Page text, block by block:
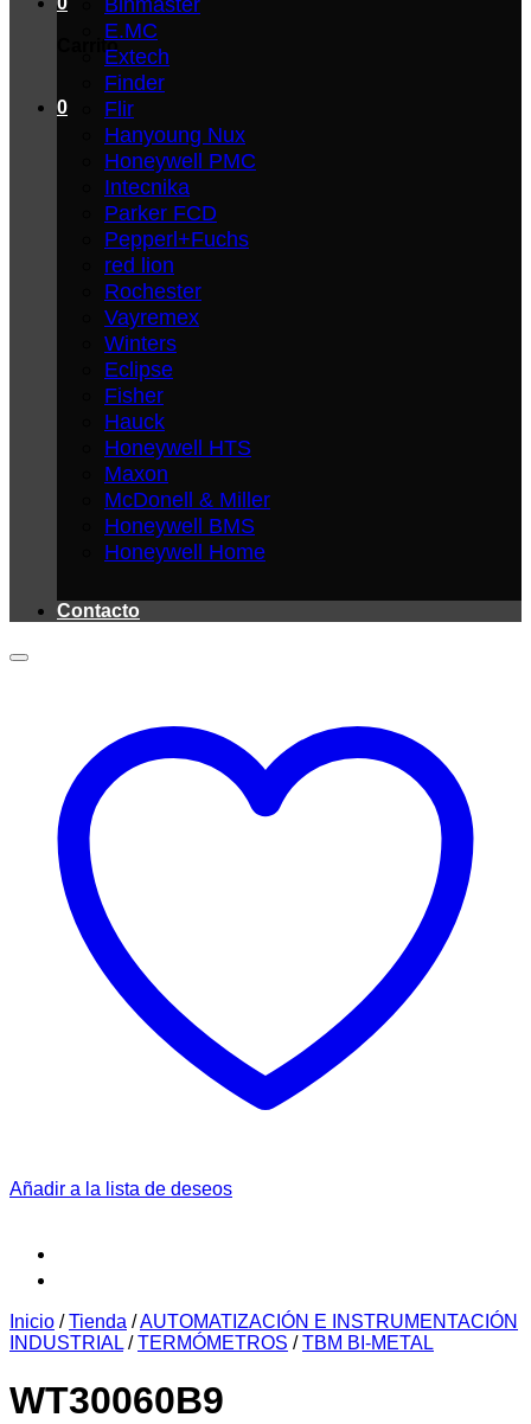
Carrito
0
E.MC
Extech
Finder
Flir
Hanyoung Nux
Honeywell PMC
Intecnika
Parker FCD
Pepperl+Fuchs
red lion
Rochester
Vayremex
Winters
Eclipse
Fisher
Hauck
Honeywell HTS
Maxon
McDonell & Miller
Honeywell BMS
Honeywell Home
Contacto
Añadir a la lista de deseos
Inicio / Tienda /AUTOMATIZACIÓN E INSTRUMENTACIÓN
INDUSTRIAL / TERMÓMETROS / TBM BI-METAL
WT30060B9